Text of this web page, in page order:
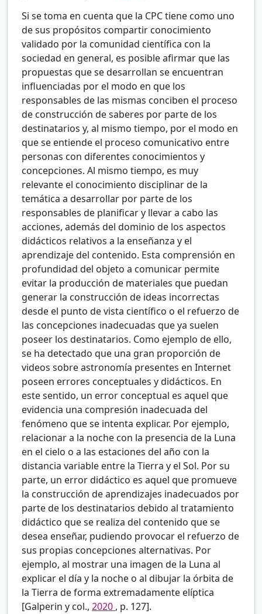
Si se toma en cuenta que la CPC tiene como uno
de sus propósitos compartir conocimiento
validado por la comunidad científica con la
sociedad en general, es posible afirmar que las
propuestas que se desarrollan se encuentran
influenciadas por el modo en que los
responsables de las mismas conciben el proceso
de construcción de saberes por parte de los
destinatarios y, al mismo tiempo, por el modo en
que se entiende el proceso comunicativo entre
personas con diferentes conocimientos y
concepciones. Al mismo tiempo, es muy
relevante el conocimiento disciplinar de la
temática a desarrollar por parte de los
responsables de planificar y llevar a cabo las
acciones, además del dominio de los aspectos
didácticos relativos a la enseñanza y el
aprendizaje del contenido. Esta comprensión en
profundidad del objeto a comunicar permite
evitar la producción de materiales que puedan
generar la construcción de ideas incorrectas
desde el punto de vista científico o el refuerzo de
las concepciones inadecuadas que ya suelen
poseer los destinatarios. Como ejemplo de ello,
se ha detectado que una gran proporción de
videos sobre astronomía presentes en Internet
poseen errores conceptuales y didácticos. En
este sentido, un error conceptual es aquel que
evidencia una compresión inadecuada del
fenómeno que se intenta explicar. Por ejemplo,
relacionar a la noche con la presencia de la Luna
en el cielo o a las estaciones del año con la
distancia variable entre la Tierra y el Sol. Por su
parte, un error didáctico es aquel que promueve
la construcción de aprendizajes inadecuados por
parte de los destinatarios debido al tratamiento
didáctico que se realiza del contenido que se
desea enseñar, pudiendo provocar el refuerzo de
sus propias concepciones alternativas. Por
ejemplo, al mostrar una imagen de la Luna al
explicar el día y la noche o al dibujar la órbita de
la Tierra de forma extremadamente elíptica
[Galperin y col., 2020 , p. 127].